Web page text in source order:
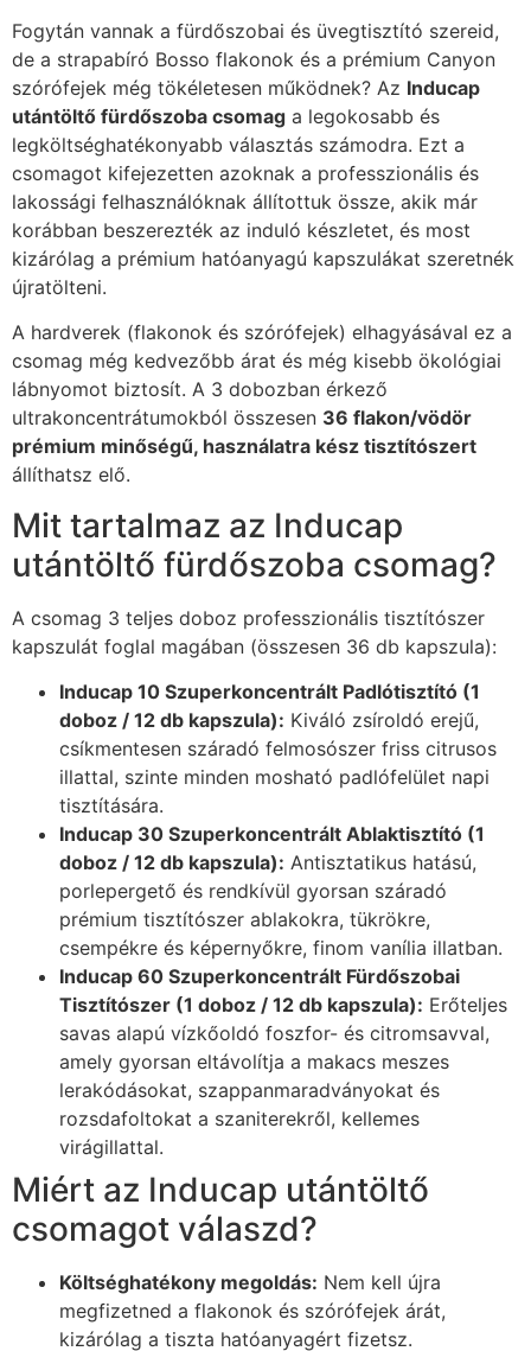
Fogytán vannak a fürdőszobai és üvegtisztító szereid,
de a strapabíró Bosso flakonok és a prémium Canyon
szórófejek még tökéletesen működnek? Az Inducap
utántöltő fürdőszoba csomag a legokosabb és
legköltséghatékonyabb választás számodra. Ezt a
csomagot kifejezetten azoknak a professzionális és
lakossági felhasználóknak állítottuk össze, akik már
korábban beszerezték az induló készletet, és most
kizárólag a prémium hatóanyagú kapszulákat szeretnék
újratölteni.
A hardverek (flakonok és szórófejek) elhagyásával ez a
csomag még kedvezőbb árat és még kisebb ökológiai
lábnyomot biztosít. A 3 dobozban érkező
ultrakoncentrátumokból összesen 36 flakon/vödör
prémium minőségű, használatra kész tisztítószert
állíthatsz elő.
Mit tartalmaz az Inducap
utántöltő fürdőszoba csomag?
A csomag 3 teljes doboz professzionális tisztítószer
kapszulát foglal magában (összesen 36 db kapszula):
Inducap 10 Szuperkoncentrált Padlótisztító (1
doboz / 12 db kapszula): Kiváló zsíroldó erejű,
csíkmentesen száradó felmosószer friss citrusos
illattal, szinte minden mosható padlófelület napi
tisztítására.
Inducap 30 Szuperkoncentrált Ablaktisztító (1
doboz / 12 db kapszula): Antisztatikus hatású,
porlepergető és rendkívül gyorsan száradó
prémium tisztítószer ablakokra, tükrökre,
csempékre és képernyőkre, finom vanília illatban.
Inducap 60 Szuperkoncentrált Fürdőszobai
Tisztítószer (1 doboz / 12 db kapszula): Erőteljes
savas alapú vízkőoldó foszfor- és citromsavval,
amely gyorsan eltávolítja a makacs meszes
lerakódásokat, szappanmaradványokat és
rozsdafoltokat a szaniterekről, kellemes
virágillattal.
Miért az Inducap utántöltő
csomagot válaszd?
Költséghatékony megoldás: Nem kell újra
megfizetned a flakonok és szórófejek árát,
kizárólag a tiszta hatóanyagért fizetsz.